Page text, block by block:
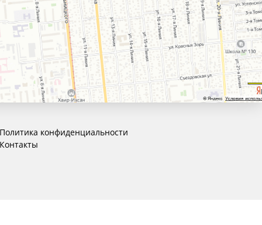
Политика конфиденциальности
Контакты